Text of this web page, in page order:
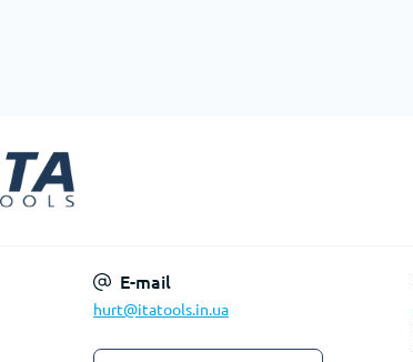
E-mail
hurt@itatools.in.ua